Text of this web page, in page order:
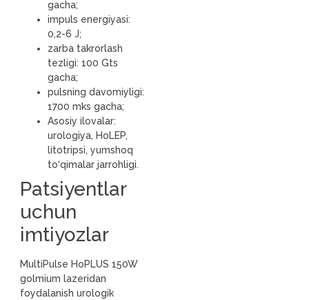
gacha;
impuls energiyasi:
0,2-6 J;
zarba takrorlash
tezligi: 100 Gts
gacha;
pulsning davomiyligi:
1700 mks gacha;
Asosiy ilovalar:
urologiya, HoLEP,
litotripsi, yumshoq
to‘qimalar jarrohligi.
Patsiyentlar
uchun
imtiyozlar
MultiPulse HoPLUS 150W
golmium lazeridan
foydalanish urologik